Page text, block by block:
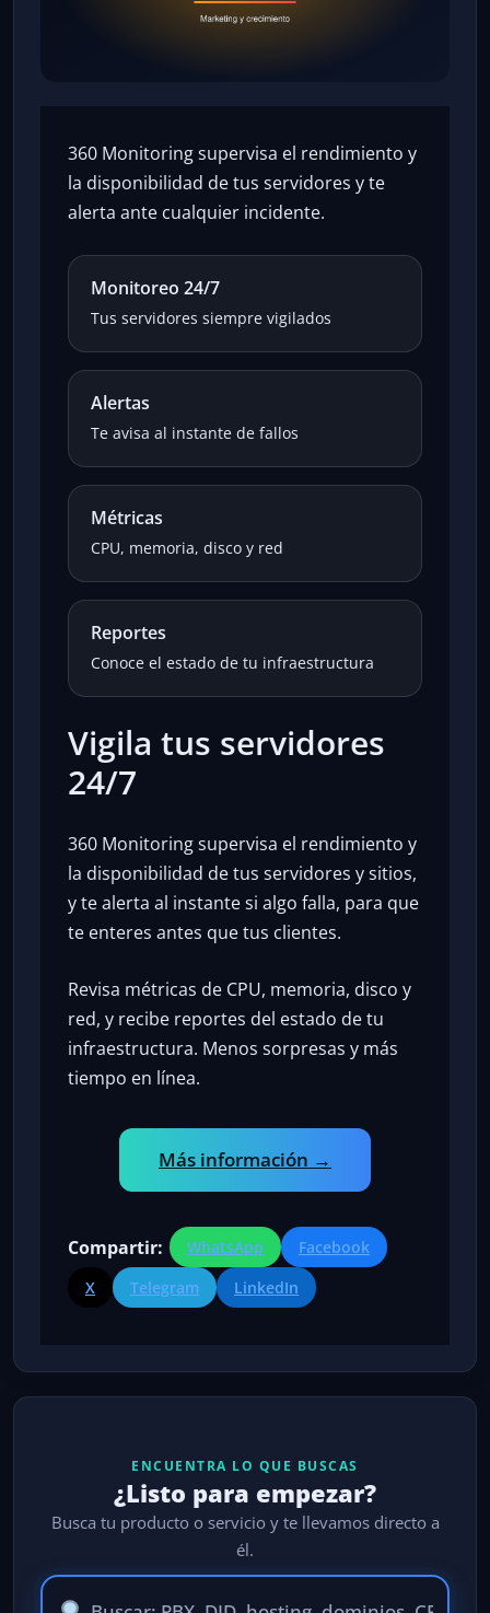
360 Monitoring supervisa el rendimiento y
la disponibilidad de tus servidores y te
alerta ante cualquier incidente.
Monitoreo 24/7
Tus servidores siempre vigilados
Alertas
Te avisa al instante de fallos
Métricas
CPU, memoria, disco y red
Reportes
Conoce el estado de tu infraestructura
Vigila tus servidores
24/7
360 Monitoring supervisa el rendimiento y
la disponibilidad de tus servidores y sitios,
y te alerta al instante si algo falla, para que
te enteres antes que tus clientes.
Revisa métricas de CPU, memoria, disco y
red, y recibe reportes del estado de tu
infraestructura. Menos sorpresas y más
tiempo en línea.
Más información →
Compartir: WhatsApp
Facebook
X
Telegram LinkedIn
ENCUENTRA LO QUE BUSCAS
¿Listo para empezar?
Busca tu producto o servicio y te llevamos directo a
él.